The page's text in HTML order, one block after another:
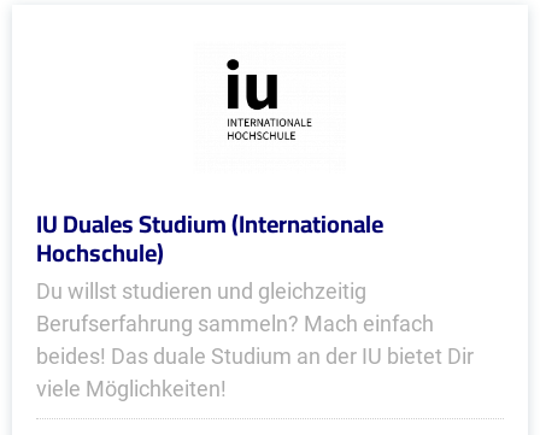
IU Duales Studium (Internationale
Hochschule)
Du willst studieren und gleichzeitig
Berufserfahrung sammeln? Mach einfach
beides! Das duale Studium an der IU bietet Dir
viele Möglichkeiten!